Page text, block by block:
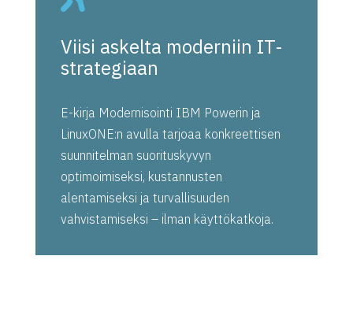
Viisi askelta moderniin IT-
strategiaan
E-kirja Modernisointi IBM Powerin ja
LinuxONE:n avulla tarjoaa konkreettisen
suunnitelman suorituskyvyn
optimoimiseksi, kustannusten
alentamiseksi ja turvallisuuden
vahvistamiseksi – ilman käyttökatkoja.